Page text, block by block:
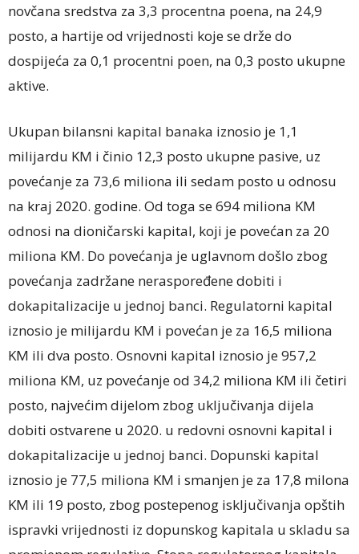
novčana sredstva za 3,3 procentna poena, na 24,9
posto, a hartije od vrijednosti koje se drže do
dospijeća za 0,1 procentni poen, na 0,3 posto ukupne
aktive.
Ukupan bilansni kapital banaka iznosio je 1,1
milijardu KM i činio 12,3 posto ukupne pasive, uz
povećanje za 73,6 miliona ili sedam posto u odnosu
na kraj 2020. godine. Od toga se 694 miliona KM
odnosi na dioničarski kapital, koji je povećan za 20
miliona KM. Do povećanja je uglavnom došlo zbog
povećanja zadržane neraspoređene dobiti i
dokapitalizacije u jednoj banci. Regulatorni kapital
iznosio je milijardu KM i povećan je za 16,5 miliona
KM ili dva posto. Osnovni kapital iznosio je 957,2
miliona KM, uz povećanje od 34,2 miliona KM ili četiri
posto, najvećim dijelom zbog uključivanja dijela
dobiti ostvarene u 2020. u redovni osnovni kapital i
dokapitalizacije u jednoj banci. Dopunski kapital
iznosio je 77,5 miliona KM i smanjen je za 17,8 milona
KM ili 19 posto, zbog postepenog isključivanja opštih
ispravki vrijednosti iz dopunskog kapitala u skladu sa